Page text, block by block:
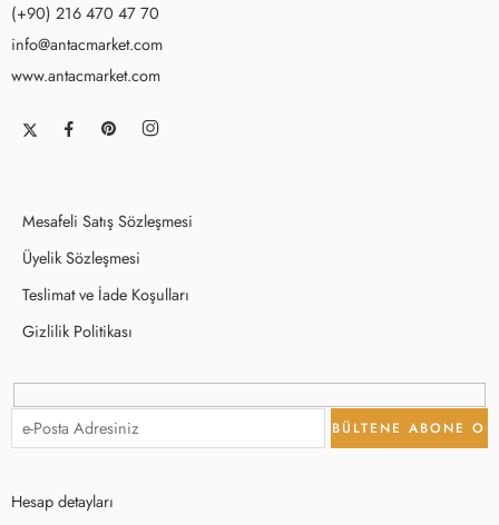
(+90) 216 470 47 70
info@antacmarket.com
www.antacmarket.com
Mesafeli Satış Sözleşmesi
Üyelik Sözleşmesi
Teslimat ve İade Koşulları
Gizlilik Politikası
Hesap detayları